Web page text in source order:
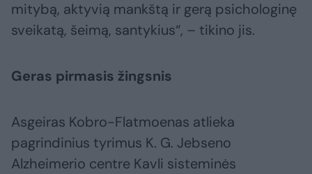
mitybą, aktyvią mankštą ir gerą psichologinę
sveikatą, šeimą, santykius“, – tikino jis.
Geras pirmasis žingsnis
Asgeiras Kobro-Flatmoenas atlieka
pagrindinius tyrimus K. G. Jebseno
Alzheimerio centre Kavli sisteminės